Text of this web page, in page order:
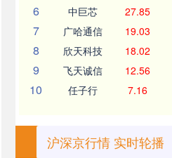
6 中巨芯 27.85
7 广哈通信 19.03
8 欣天科技 18.02
9 飞天诚信 12.56
10 任子行 7.16
沪深京行情 实时轮播